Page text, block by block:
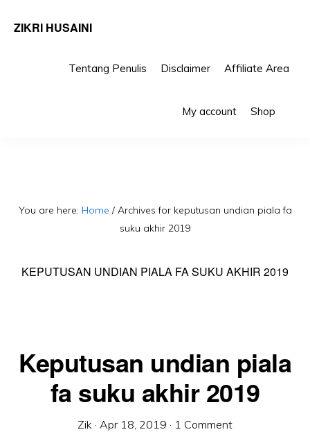
ZIKRI HUSAINI
Tentang Penulis Disclaimer Affiliate Area
My account Shop
You are here: Home /Archives for keputusan undian piala fa
suku akhir 2019
KEPUTUSAN UNDIAN PIALA FA SUKU AKHIR 2019
Keputusan undian piala
fa suku akhir 2019
Zik · Apr 18, 2019 · 1 Comment